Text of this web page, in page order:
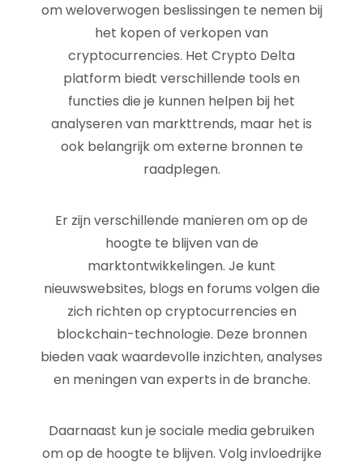
om weloverwogen beslissingen te nemen bij
het kopen of verkopen van
cryptocurrencies. Het Crypto Delta
platform biedt verschillende tools en
functies die je kunnen helpen bij het
analyseren van markttrends, maar het is
ook belangrijk om externe bronnen te
raadplegen.
Er zijn verschillende manieren om op de
hoogte te blijven van de
marktontwikkelingen. Je kunt
nieuwswebsites, blogs en forums volgen die
zich richten op cryptocurrencies en
blockchain-technologie. Deze bronnen
bieden vaak waardevolle inzichten, analyses
en meningen van experts in de branche.
Daarnaast kun je sociale media gebruiken
om op de hoogte te blijven. Volg invloedrijke